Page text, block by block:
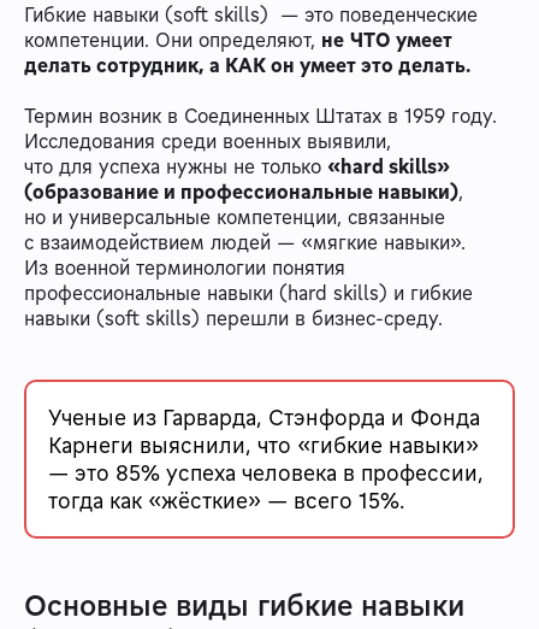
Гибкие навыки (soft skills) — это поведенческие
компетенции. Они определяют, не ЧТО умеет
делать сотрудник, а КАК он умеет это делать.
Термин возник в Соединенных Штатах в 1959 году.
Исследования среди военных выявили,
что для успеха нужны не только «hard skills»
(образование и профессиональные навыки),
но и универсальные компетенции, связанные
с взаимодействием людей — «мягкие навыки».
Из военной терминологии понятия
профессиональные навыки (hard skills) и гибкие
навыки (soft skills) перешли в бизнес-среду.
Ученые из Гарварда, Стэнфорда и Фонда
Карнеги выяснили, что «гибкие навыки»
— это 85% успеха человека в профессии,
тогда как «жёсткие» — всего 15%.
Основные виды гибкие навыки